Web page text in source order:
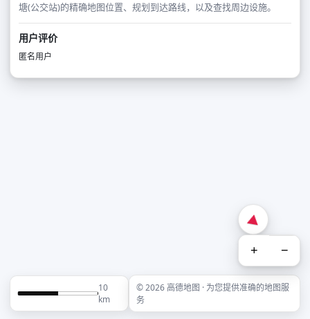
塘(公交站)的精确地图位置、规划到达路线，以及查找周边设施。
用户评价
匿名用户
+ −
10
km
© 2026 高德地图 · 为您提供准确的地图服
务